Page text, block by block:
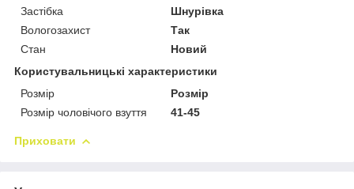
Застібка
Шнурівка
Вологозахист
Так
Стан
Новий
Користувальницькі характеристики
Розмір
Розмір
Розмір чоловічого взуття
41-45
Приховати